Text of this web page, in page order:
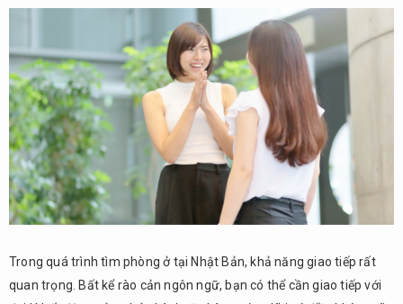
Trong quá trình tìm phòng ở tại Nhật Bản, khả năng giao tiếp rất
quan trọng. Bất kể rào cản ngôn ngữ, bạn có thể cần giao tiếp với